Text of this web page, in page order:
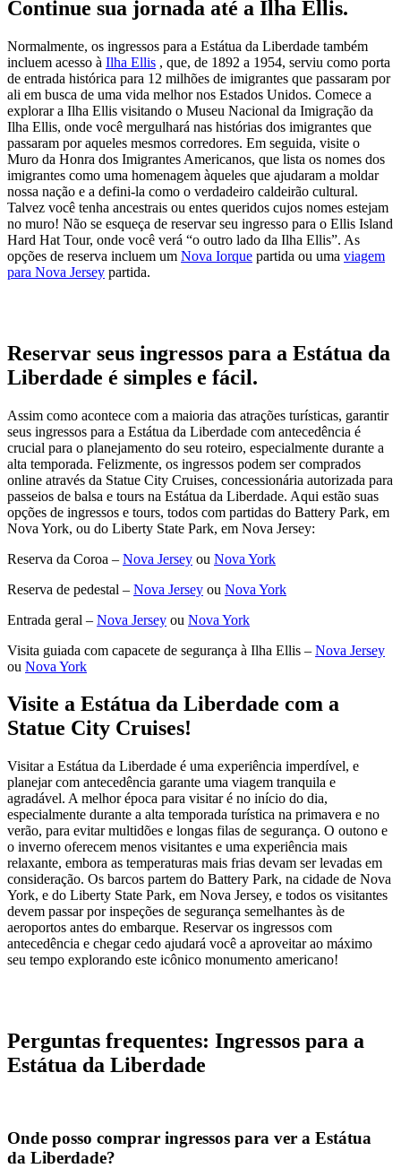
Continue sua jornada até a Ilha Ellis.
Normalmente, os ingressos para a Estátua da Liberdade também
incluem acesso à Ilha Ellis , que, de 1892 a 1954, serviu como porta
de entrada histórica para 12 milhões de imigrantes que passaram por
ali em busca de uma vida melhor nos Estados Unidos. Comece a
explorar a Ilha Ellis visitando o Museu Nacional da Imigração da
Ilha Ellis, onde você mergulhará nas histórias dos imigrantes que
passaram por aqueles mesmos corredores. Em seguida, visite o
Muro da Honra dos Imigrantes Americanos, que lista os nomes dos
imigrantes como uma homenagem àqueles que ajudaram a moldar
nossa nação e a defini-la como o verdadeiro caldeirão cultural.
Talvez você tenha ancestrais ou entes queridos cujos nomes estejam
no muro! Não se esqueça de reservar seu ingresso para o Ellis Island
Hard Hat Tour, onde você verá “o outro lado da Ilha Ellis”. As
opções de reserva incluem um Nova Iorque partida ou uma viagem
para Nova Jersey partida.
Reservar seus ingressos para a Estátua da
Liberdade é simples e fácil.
Assim como acontece com a maioria das atrações turísticas, garantir
seus ingressos para a Estátua da Liberdade com antecedência é
crucial para o planejamento do seu roteiro, especialmente durante a
alta temporada. Felizmente, os ingressos podem ser comprados
online através da Statue City Cruises, concessionária autorizada para
passeios de balsa e tours na Estátua da Liberdade. Aqui estão suas
opções de ingressos e tours, todos com partidas do Battery Park, em
Nova York, ou do Liberty State Park, em Nova Jersey:
Reserva da Coroa – Nova Jersey ou Nova York
Reserva de pedestal – Nova Jersey ou Nova York
Entrada geral – Nova Jersey ou Nova York
Visita guiada com capacete de segurança à Ilha Ellis – Nova Jersey
ou Nova York
Visite a Estátua da Liberdade com a
Statue City Cruises!
Visitar a Estátua da Liberdade é uma experiência imperdível, e
planejar com antecedência garante uma viagem tranquila e
agradável. A melhor época para visitar é no início do dia,
especialmente durante a alta temporada turística na primavera e no
verão, para evitar multidões e longas filas de segurança. O outono e
o inverno oferecem menos visitantes e uma experiência mais
relaxante, embora as temperaturas mais frias devam ser levadas em
consideração. Os barcos partem do Battery Park, na cidade de Nova
York, e do Liberty State Park, em Nova Jersey, e todos os visitantes
devem passar por inspeções de segurança semelhantes às de
aeroportos antes do embarque. Reservar os ingressos com
antecedência e chegar cedo ajudará você a aproveitar ao máximo
seu tempo explorando este icônico monumento americano!
Perguntas frequentes: Ingressos para a
Estátua da Liberdade
Onde posso comprar ingressos para ver a Estátua
da Liberdade?